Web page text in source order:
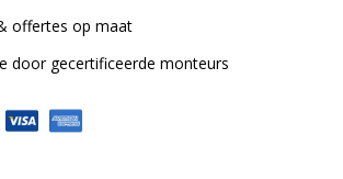
offertes op maat
door gecertificeerde monteurs